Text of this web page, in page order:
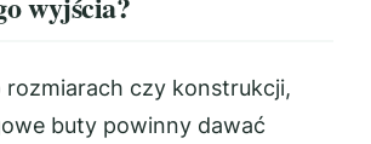
czy konstrukcji,
buty powinny dawać